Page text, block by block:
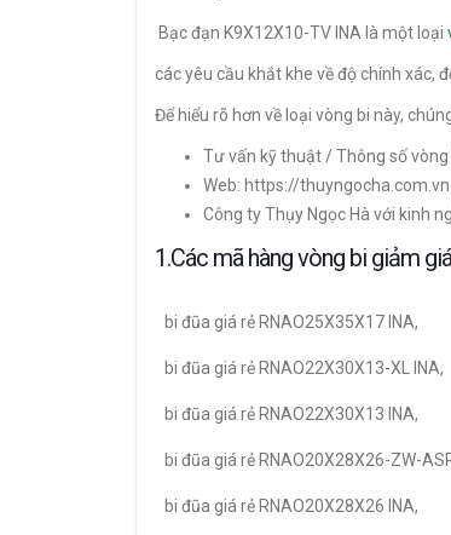
Bạc đạn K9X12X10-TV INA là một loại
các yêu cầu khắt khe về độ chính xác,
Để hiểu rõ hơn về loại vòng bi này,
Tư vấn kỹ thuật / Thông số
Web: https://thuyngocha.com.vn
Công ty Thụy Ngọc Hà với kinh
1.Các mã hàng vòng bi giảm
bi đũa giá rẻ RNAO25X35X17 INA,
bi đũa giá rẻ RNAO22X30X13-XL INA,
bi đũa giá rẻ RNAO22X30X13 INA,
bi đũa giá rẻ RNAO20X28X26-ZW-
bi đũa giá rẻ RNAO20X28X26 INA,